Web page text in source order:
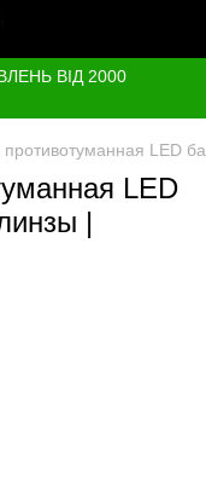
ВІД 2000
LED
LED
|